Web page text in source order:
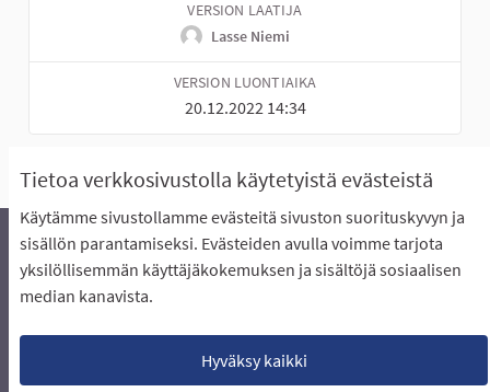
Tietoa verkkosivustolla käytetyistä evästeistä
Käytämme sivustollamme evästeitä sivuston suorituskyvyn ja
sisällön parantamiseksi. Evästeiden avulla voimme tarjota
yksilöllisemmän käyttäjäkokemuksen ja sisältöjä sosiaalisen
median kanavista.
Hyväksy kaikki
VERSION LAATIJA
Lasse Niemi
VERSION LUONTIAIKA
20.12.2022 14:34
Äänestyksen pikaohjeet
Usein kysytyt kysymykset
Näin äänestät Asukasbudjetissa
Lataa avoimet datatiedostot
Evästeasetukset